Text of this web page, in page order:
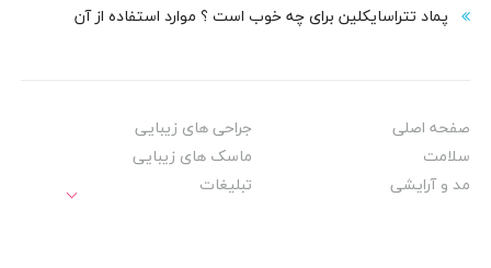
پماد تتراسایکلین برای چه خوب است ؟ موارد استفاده از آن
صفحه اصلی
جراحی های زیبایی
سلامت
ماسک های زیبایی
مد و آرایشی
تبلیغات